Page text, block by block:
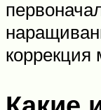
коррекция